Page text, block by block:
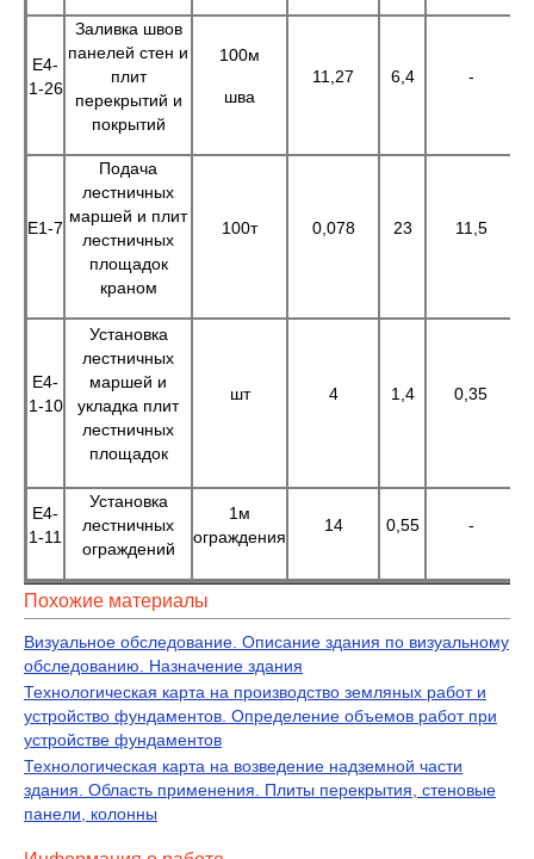
Е4-
1-26
Заливка швов
панелей стен и
плит
перекрытий и
покрытий
100м
шва
11,27 6,4 -
Е1-7
Подача
лестничных
маршей и плит
лестничных
площадок
краном
100т 0,078 23 11,5
Е4-
1-10
Установка
лестничных
маршей и
укладка плит
лестничных
площадок
шт 4 1,4 0,35
Е4-
1-11
Установка
лестничных
ограждений
1м
ограждения
14 0,55 -
Похожие материалы
Визуальное обследование. Описание здания по визуальному
обследованию. Назначение здания
Технологическая карта на производство земляных работ и
устройство фундаментов. Определение объемов работ при
устройстве фундаментов
Технологическая карта на возведение надземной части
здания. Область применения. Плиты перекрытия, стеновые
панели, колонны